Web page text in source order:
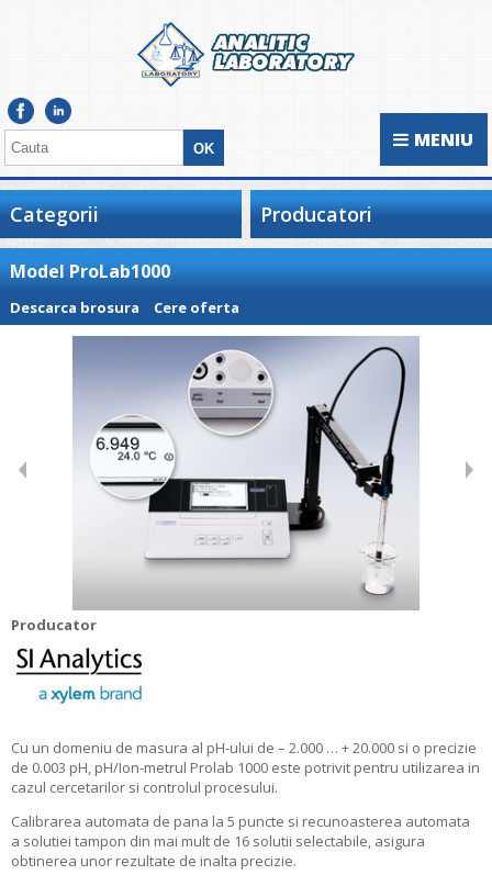
MENIU
Categorii Producatori
Model ProLab1000
Descarca brosura Cere oferta
Producator
Cu un domeniu de masura al pH-ului de – 2.000 … + 20.000 si o precizie
de 0.003 pH, pH/Ion-metrul Prolab 1000 este potrivit pentru utilizarea in
cazul cercetarilor si controlul procesului.
Calibrarea automata de pana la 5 puncte si recunoasterea automata
a solutiei tampon din mai mult de 16 solutii selectabile, asigura
obtinerea unor rezultate de inalta precizie.